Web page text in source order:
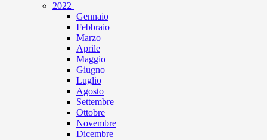
2022
Gennaio
Febbraio
Marzo
Aprile
Maggio
Giugno
Luglio
Agosto
Settembre
Ottobre
Novembre
Dicembre